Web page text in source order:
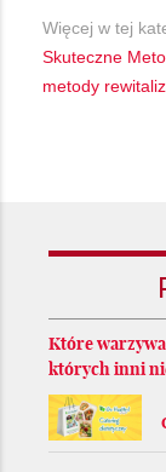
Więcej w tej
Skuteczne
metody
Które
których inni